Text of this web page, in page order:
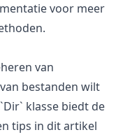
voor meer
van
bestanden wilt
klasse biedt de
tips in dit artikel